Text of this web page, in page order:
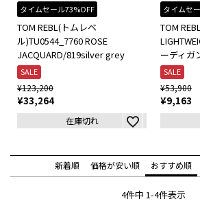
タイムセール73%OFF
TOM REBL(トムレベ
ル)TU0544_7760 ROSE
JACQUARD/819silver grey
SALE
¥123,200
¥33,264
在庫切れ
タイムセ
TOM
ーディガ
SALE
¥53,900
¥9,163
新着順 価格が安い順 おすすめ順
4件中 1-4件表示